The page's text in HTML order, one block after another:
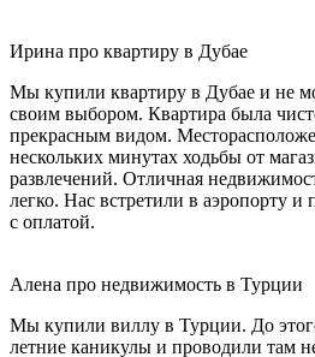
Ирина про квартиру в Дубае
Мы купили квартиру в Дубае и не
своим выбором. Квартира была
прекрасным видом.
нескольких минутах ходьбы от
развлечений. Отличная
легко. Нас встретили в аэропорту и
с оплатой.
Алена про недвижимость в Турции
Мы купили виллу в Турции. До
летние каникулы и проводили там